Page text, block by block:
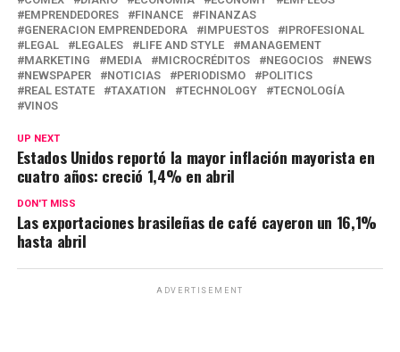
A
p
p
o
o
k
a
m
n
k
ar
tir
EMPRENDEDORES
FINANCE
FINANZAS
GENERACION EMPRENDEDORA
IMPUESTOS
IPROFESIONAL
LEGAL
LEGALES LIFE AND STYLE
MANAGEMENT
MARKETING
MEDIA MICROCRÉDITOS NEGOCIOS
NEWS
NEWSPAPER
NOTICIAS PERIODISMO
POLITICS
REAL ESTATE
TAXATION TECHNOLOGY
TECNOLOGÍA
VINOS
UP NEXT
Estados Unidos reportó la mayor inflación mayorista en
cuatro años: creció 1,4% en abril
DON'T MISS
Las exportaciones brasileñas de café cayeron un 16,1%
hasta abril
ADVERTISEMENT